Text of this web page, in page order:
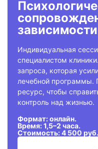
зависимости
Индивидуальная
специалистом
запроса, которая
лечебной программы.
ресурс, чтобы
контроль над жизнью.
Формат: онлайн.
Время: 1,5–2 часа.
Стоимость: 4 500 руб.